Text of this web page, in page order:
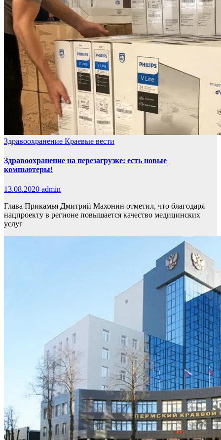
Здравоохранение Краевые вести
Здравоохранение на перезагрузке: есть новые
компьютеры!
13.08.2020 admin
Глава Прикамья Дмитрий Махонин отметил, что благодаря
нацпроекту в регионе повышается качество медицинских
услуг